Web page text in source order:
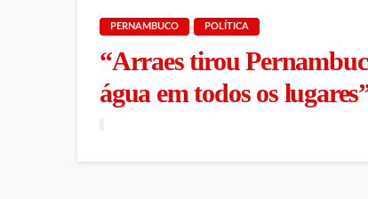
PERNAMBUCO POLÍTICA
“Arraes tirou
água em todos os